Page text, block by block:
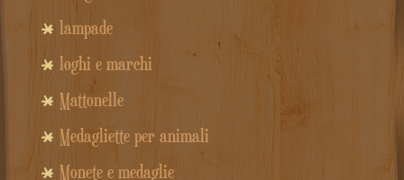
lampade
loghi e marchi
Mattonelle
Medagliette per animali
Monete e medaglie